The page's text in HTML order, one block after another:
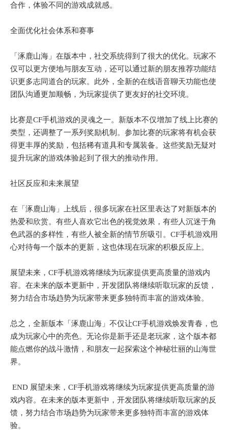
合作，体验不同的游戏成就感。
全面优化社会体系和赛事
「涿鹿山海」在版本中，社交系统得到了很大的优化。玩家不
仅可以更方便地与朋友互动，还可以通过新的朋友推荐功能结
识更多志同道合的玩家。此外，全新的在线语音聊天功能也使
团队沟通更加顺畅，为玩家提供了更友好的社交环境。
比赛是CF手机游戏的灵魂之一。新版本不仅增加了线上比赛的
类型，还调整了一系列奖励机制。参加比赛的玩家将有机会获
得更丰厚的奖励，包括稀有道具和专属装备。这些奖励无疑对
提升玩家的游戏体验起到了很大的推动作用。
社区反应和未来展望
在「涿鹿山海」上线后，很多玩家在社区里表达了对新版本的
热爱和欣赏。有些人喜欢它出色的视觉效果，有些人沉迷于角
色武器的多样性，有些人被全新的情节所吸引。CF手机游戏用
心对待每一个版本的更新，这也体现在玩家的积极反应上。
展望未来，CF手机游戏将继续为玩家提供更高质量的游戏内
容。在未来的版本更新中，开发团队将继续听取玩家的反馈，
努力结合市场趋势为玩家带来更多独特而丰富的游戏体验。
总之，全新版本「涿鹿山海」不仅让CF手机游戏焕发青春，也
成为玩家心中的亮色。无论你是新手还是老玩家，这个版本都
能点燃你的战斗激情，和朋友一起探索这个神秘壮丽的山海世
界。
END 展望未来，CF手机游戏将继续为玩家提供更高质量的游
戏内容。在未来的版本更新中，开发团队将继续听取玩家的反
馈，努力结合市场趋势为玩家带来更多独特而丰富的游戏体
验。